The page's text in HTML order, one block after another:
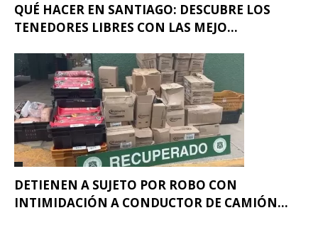
QUÉ HACER EN SANTIAGO: DESCUBRE LOS
TENEDORES LIBRES CON LAS MEJO...
DETIENEN A SUJETO POR ROBO CON
INTIMIDACIÓN A CONDUCTOR DE CAMIÓN...